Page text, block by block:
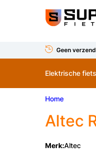
Geen
Elektrische
Home
Altec
Merk:Altec